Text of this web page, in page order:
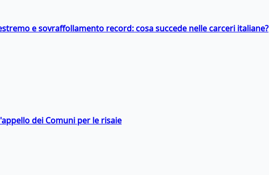
e sovraffollamento record: cosa succede nelle carceri italiane?
dei Comuni per le risaie